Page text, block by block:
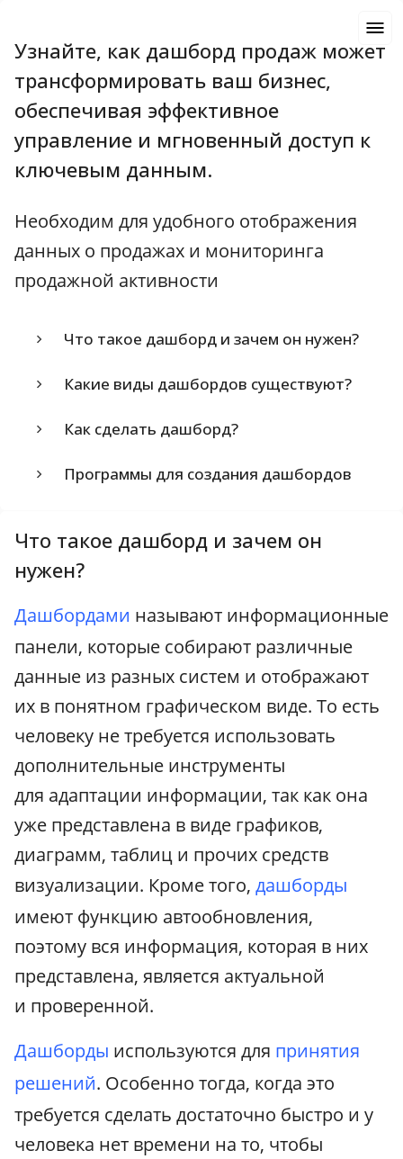
Узнайте, как дашборд продаж может
трансформировать ваш бизнес,
обеспечивая эффективное
управление и мгновенный доступ к
ключевым данным.
Необходим для удобного отображения
данных о продажах и мониторинга
продажной активности
Что такое дашборд и зачем он нужен?
Какие виды дашбордов существуют?
Как сделать дашборд?
Программы для создания дашбордов
Что такое дашборд и зачем он
нужен?
Дашбордами называют информационные
панели, которые собирают различные
данные из разных систем и отображают
их в понятном графическом виде. То есть
человеку не требуется использовать
дополнительные инструменты
для адаптации информации, так как она
уже представлена в виде графиков,
диаграмм, таблиц и прочих средств
визуализации. Кроме того, дашборды
имеют функцию автообновления,
поэтому вся информация, которая в них
представлена, является актуальной
и проверенной.
Дашборды используются для принятия
решений. Особенно тогда, когда это
требуется сделать достаточно быстро и у
человека нет времени на то, чтобы